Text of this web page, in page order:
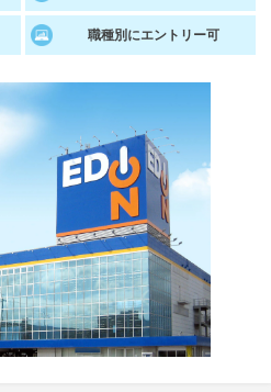
動画で対策講座をチェック
不明点があればこちら
職種別にエントリー可